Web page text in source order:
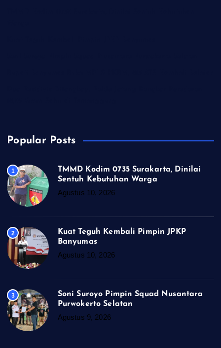
Popular Posts
1
TMMD Kodim 0735 Surakarta, Dinilai
Sentuh Kebutuhan Warga
Agustus 10, 2026
2
Kuat Teguh Kembali Pimpin JPKP
Banyumas
Agustus 10, 2026
3
Soni Suroyo Pimpin Squad Nusantara
Purwokerto Selatan
Agustus 9, 2026